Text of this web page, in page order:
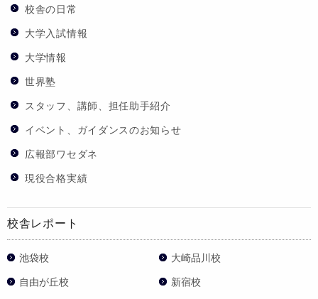
校舎の日常
大学入試情報
大学情報
世界塾
スタッフ、講師、担任助手紹介
イベント、ガイダンスのお知らせ
広報部ワセダネ
現役合格実績
校舎レポート
池袋校 大崎品川校
自由が丘校 新宿校